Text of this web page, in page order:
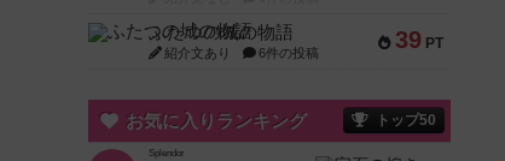
39 PT
ふたつの城の物語
紹介文あり 6件の投稿
お気に入りランキング トップ50
Splendor